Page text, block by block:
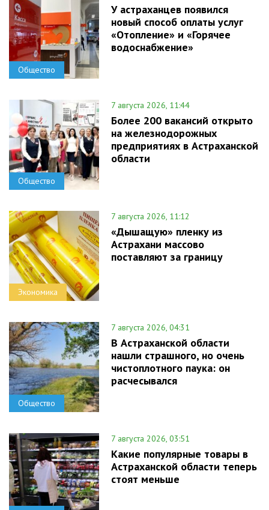
Общество
У астраханцев появился
новый способ оплаты услуг
«Отопление» и «Горячее
водоснабжение»
Общество
7 августа 2026, 11:44
Более 200 вакансий открыто
на железнодорожных
предприятиях в Астраханской
области
Экономика
7 августа 2026, 11:12
«Дышащую» пленку из
Астрахани массово
поставляют за границу
Общество
7 августа 2026, 04:31
В Астраханской области
нашли страшного, но очень
чистоплотного паука: он
расчесывался
7 августа 2026, 03:51
Какие популярные товары в
Астраханской области теперь
стоят меньше